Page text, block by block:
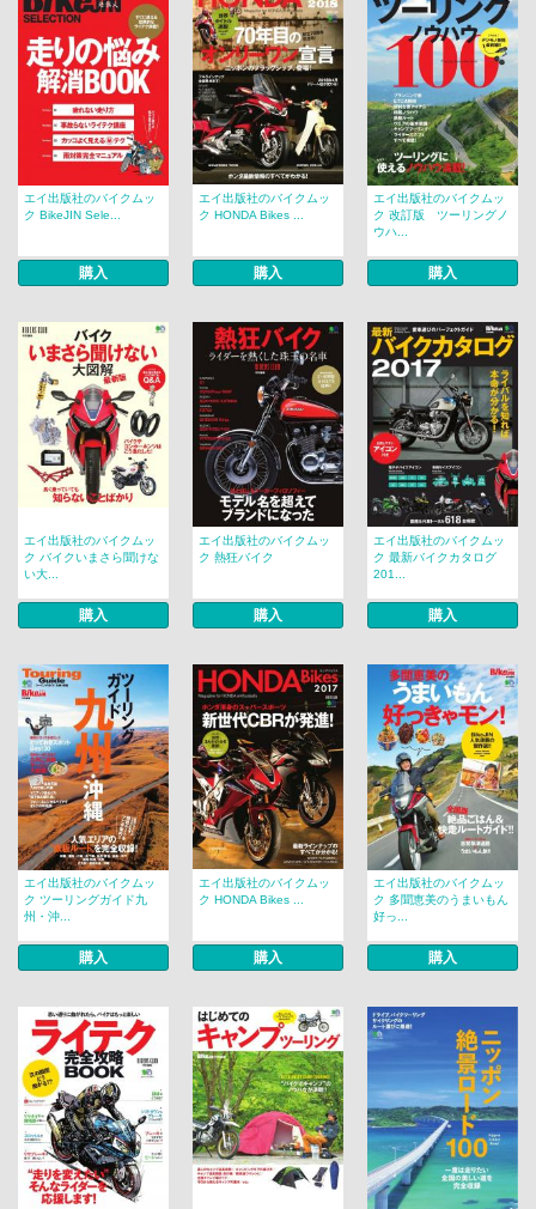
エイ出版社のバイクムッ
ク BikeJIN Sele...
購入
エイ出版社のバイクムッ
ク HONDA Bikes ...
購入
エイ出版社のバイクムッ
ク 改訂版 ツーリングノ
ウハ...
購入
エイ出版社のバイクムッ
ク バイクいまさら聞けな
い大...
購入
エイ出版社のバイクムッ
ク 熱狂バイク
購入
エイ出版社のバイクムッ
ク 最新バイクカタログ
201...
購入
エイ出版社のバイクムッ
ク ツーリングガイド九
州・沖...
購入
エイ出版社のバイクムッ
ク HONDA Bikes ...
購入
エイ出版社のバイクムッ
ク 多聞恵美のうまいもん
好っ...
購入